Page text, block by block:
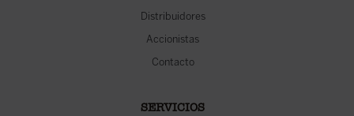
Distribuidores
Accionistas
Contacto
SERVICIOS